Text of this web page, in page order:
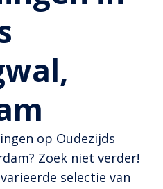
op Oudezijds
Zoek niet verder!
selectie van